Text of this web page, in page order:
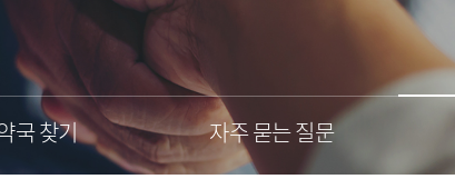
국 찾기 자주 묻는 질문